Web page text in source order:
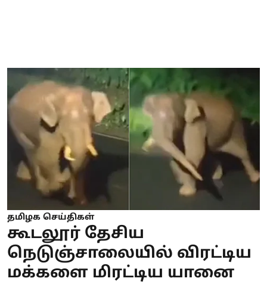
தமிழக செய்திகள்
கூடலூர் தேசிய
நெடுஞ்சாலையில் விரட்டிய
மக்களை மிரட்டிய யானை